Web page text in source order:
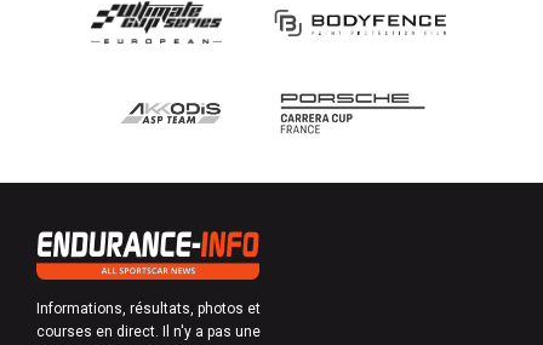
Informations, résultats, photos et
courses en direct. Il n'y a pas une